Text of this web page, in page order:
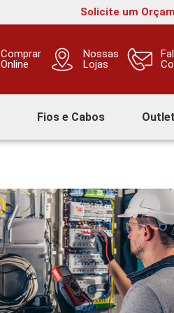
Solicite um
Comprar
Online
Nossas
Lojas
Fios e Cabos Outlet